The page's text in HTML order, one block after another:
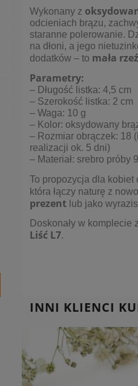
Wykonany z
odcieniach brązu,
staranne polerowanie.
na dłoni, a jego
dodatków – to mała
Parametry:
– Długość listka: 4,5 cm
– Szerokość listka: 2 cm
– Waga: 10 g
– Kolor: oksydowany
– Rozmiar obrączek: 18
realizacji ok. 5 dni)
– Materiał: srebro próby
To propozycja dla kobiet
która łączy naturę z
prezent lub jako
Doskonały w komplecie z
Liść L7.
INNI KLIENCI